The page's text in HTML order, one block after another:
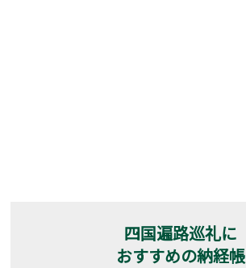
四国遍路巡礼に
おすすめの納経帳